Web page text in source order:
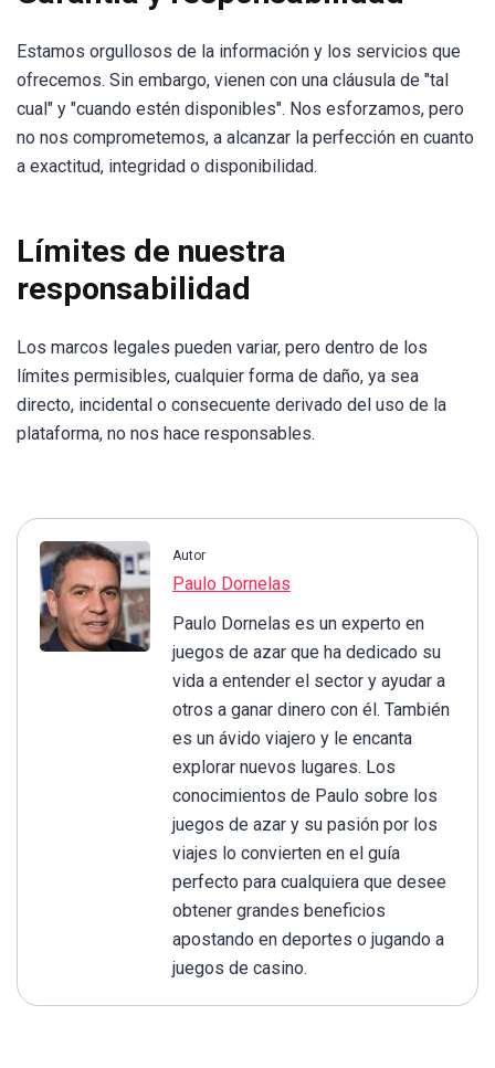
Estamos orgullosos de la información y los servicios que
ofrecemos. Sin embargo, vienen con una cláusula de "tal
cual" y "cuando estén disponibles". Nos esforzamos, pero
no nos comprometemos, a alcanzar la perfección en cuanto
a exactitud, integridad o disponibilidad.
Límites de nuestra
responsabilidad
Los marcos legales pueden variar, pero dentro de los
límites permisibles, cualquier forma de daño, ya sea
directo, incidental o consecuente derivado del uso de la
plataforma, no nos hace responsables.
Autor
Paulo Dornelas
Paulo Dornelas es un experto en
juegos de azar que ha dedicado su
vida a entender el sector y ayudar a
otros a ganar dinero con él. También
es un ávido viajero y le encanta
explorar nuevos lugares. Los
conocimientos de Paulo sobre los
juegos de azar y su pasión por los
viajes lo convierten en el guía
perfecto para cualquiera que desee
obtener grandes beneficios
apostando en deportes o jugando a
juegos de casino.